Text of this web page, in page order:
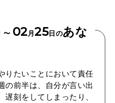
いろいろ
できること
〜 02月25日のあな
りたいことにおいて責任
の前半は、自分が言い出
遅刻をしてしまったり、